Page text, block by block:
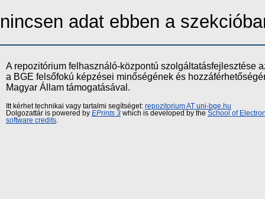
nincsen adat ebben a
A repozitórium felhasználó-központú szolgáltatásfejlesztése
a BGE felsőfokú képzései minőségének és
Magyar Állam támogatásával.
Itt kérhet technikai vagy tartalmi segítséget: repozitorium AT uni-bge.hu
Dolgozattár is powered by EPrints 3 which is developed by the School of
software credits